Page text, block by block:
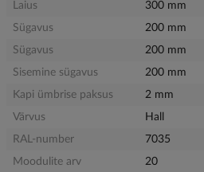
Laius
300 mm
Sügavus
200 mm
Sügavus
200 mm
Sisemine sügavus
200 mm
Kapi ümbrise paksus
2 mm
Värvus
Hall
RAL-number
7035
Moodulite arv
20